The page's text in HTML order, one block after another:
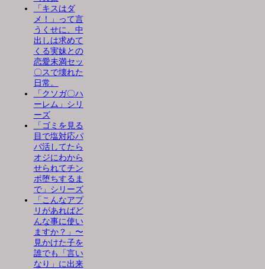
「キスはダ
メ！」って言
うくせに、中
出しは求めて
くる実妹との
恋愛未満セッ
〇スで壊れた
日常。
「クソガ〇ハ
ーレム」シリ
ーズ
「ゴミを見る
目で塩対応パ
パ活してたら
オジにわから
せられてチン
ポ堕ちするま
で」シリーズ
「こんなアプ
リがあればど
んな事に使い
ますか？」〜
見かけた子を
誰でも「言い
なり」に出来